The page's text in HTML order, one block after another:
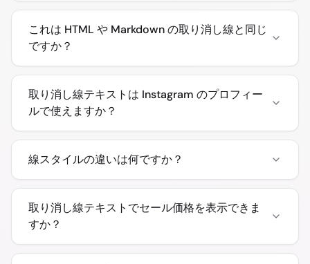
これは HTML や Markdown の取り消し線と同じ
ですか？
取り消し線テキストは Instagram のプロフィー
ルで使えますか？
線スタイルの違いは何ですか？
取り消し線テキストでセール価格を表示できま
すか？